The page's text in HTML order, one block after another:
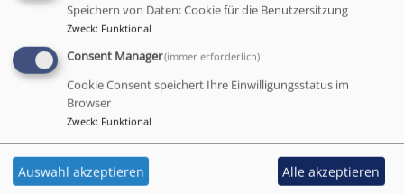
Speichern von Daten: Cookie für die Benutzersitzung
Zweck: Funktional
Consent Manager(immer erforderlich)
Cookie Consent speichert Ihre Einwilligungsstatus im
Browser
Zweck: Funktional
Auswahl akzeptieren Alle akzeptieren